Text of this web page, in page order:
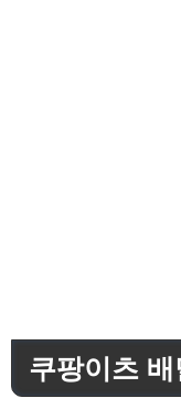
쿠팡이츠